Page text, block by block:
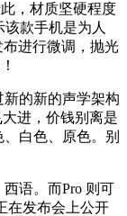
，材质坚硬程度
款手机是为人
进行微调，抛光
的新的声学架构
大进，价钱别离是
白色、原色。别
语。而Pro 则可
在发布会上公开